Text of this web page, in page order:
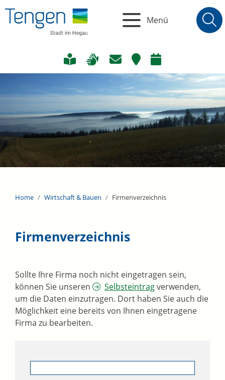
Menü
Home Wirtschaft & Bauen Firmenverzeichnis
Firmenverzeichnis
Sollte Ihre Firma noch nicht eingetragen sein,
können Sie unseren
Selbsteintragverwenden,
um die Daten einzutragen. Dort haben Sie auch die
Möglichkeit eine bereits von Ihnen eingetragene
Firma zu bearbeiten.